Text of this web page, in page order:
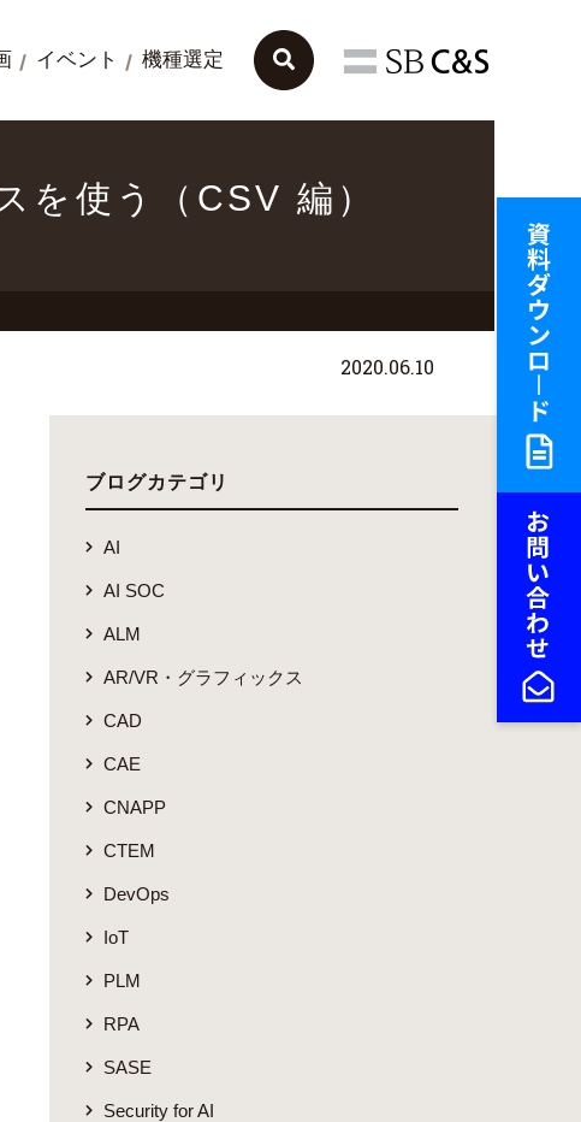
イベント 機種選定
使う（CSV 編）
2020.06.10
ブログカテゴリ
AI
AI SOC
ALM
AR/VR・グラフィックス
CAD
CAE
CNAPP
CTEM
DevOps
IoT
PLM
RPA
SASE
Security for AI